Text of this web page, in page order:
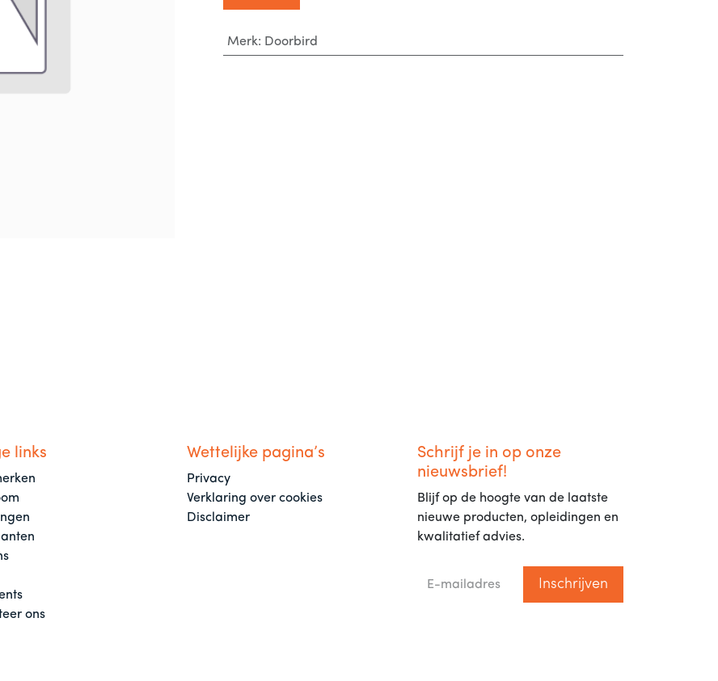
Merk: Doorbird
links
ons
Wettelijke pagina’s
Privacy
Verklaring over cookies
Disclaimer
Schrijf je in op onze
nieuwsbrief!
Blijf op de hoogte van de laatste
nieuwe producten, opleidingen en
kwalitatief advies.
Inschrijven